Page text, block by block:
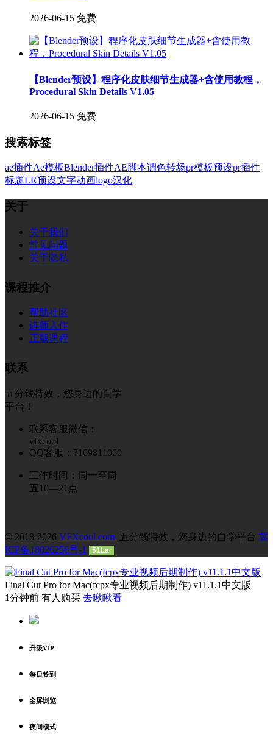
2026-06-15 免费
【Blender预设】程序化皮肤细节生成器+含使用教程，
Procedural Skin Details V1.05
2026-06-15 免费
搜索标签
ae插件Ae模板Blender插件AE脚本调色转场pr模板预设pr插件
标题LR预设文字动画logo汉化
关于
关于我们
常见问题
关于隐私
课程推介
帮助社区
讲师入住
正版课程
联系
五分钱特效，您身边的自学
平台！
联系客服微信：
vfxcool
QQ客服：3169811060
工作时间：周一至周
五10—21点
© 2018-2026 VFXcool.com 五分钱特效，您身边的自学平台 冀
ICP备18026256号-1
51La
Final Cut Pro for Mac(fcpx专业视频后期制作) v11.1.1中文版
1分钟前 有人购买 去瞅瞅看
升级VIP
每日签到
全屏浏览
夜间模式